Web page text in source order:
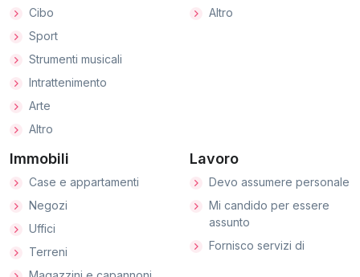
Cibo
Sport
Strumenti musicali
Intrattenimento
Arte
Altro
Altro
Immobili
Case e appartamenti
Negozi
Uffici
Terreni
Lavoro
Devo assumere personale
Mi candido per essere
assunto
Fornisco servizi di